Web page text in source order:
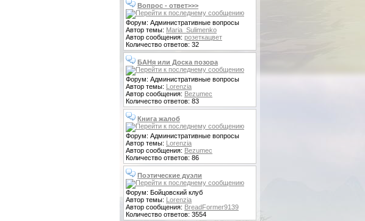
Вопрос - ответ>>>
Форум: Административные вопросы
Автор темы: Maria_Sulimenko
Автор сообщения: розеткацвет
Количество ответов: 32
БАНя или Доска позора
Форум: Административные вопросы
Автор темы: Lorenzia
Автор сообщения: Bezumec
Количество ответов: 83
Книга жалоб
Форум: Административные вопросы
Автор темы: Lorenzia
Автор сообщения: Bezumec
Количество ответов: 86
Поэтические дуэли
Форум: Бойцовский клуб
Автор темы: Lorenzia
Автор сообщения: BreadFormer9139
Количество ответов: 3554